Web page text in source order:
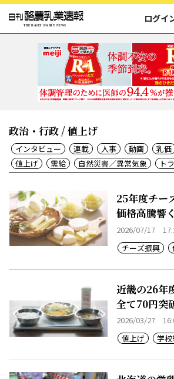
ログイ
政治・行政 / 値上げ
インタビュー 連載 人事 動画 乳価
値上げ
需給 自然災害／異常気象 ト
25年度チー
価格高騰響く
2026/07/17
チーズ振興
近畿の26年
全て70円突
2026/03/27
値上げ
学